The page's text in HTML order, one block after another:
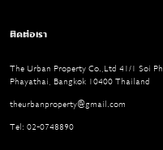
ติดต่อเรา
The Urban Property Co.,Ltd 41/1 Soi
Phayathai, Bangkok 10400 Thailand
theurbanproperty@gmail.com
Tel: 02-0748890